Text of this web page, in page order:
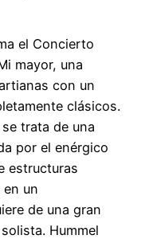
el Concierto
mayor, una
con un
clásicos.
se trata de una
por el enérgico
estructuras
un
de una gran
Hummel